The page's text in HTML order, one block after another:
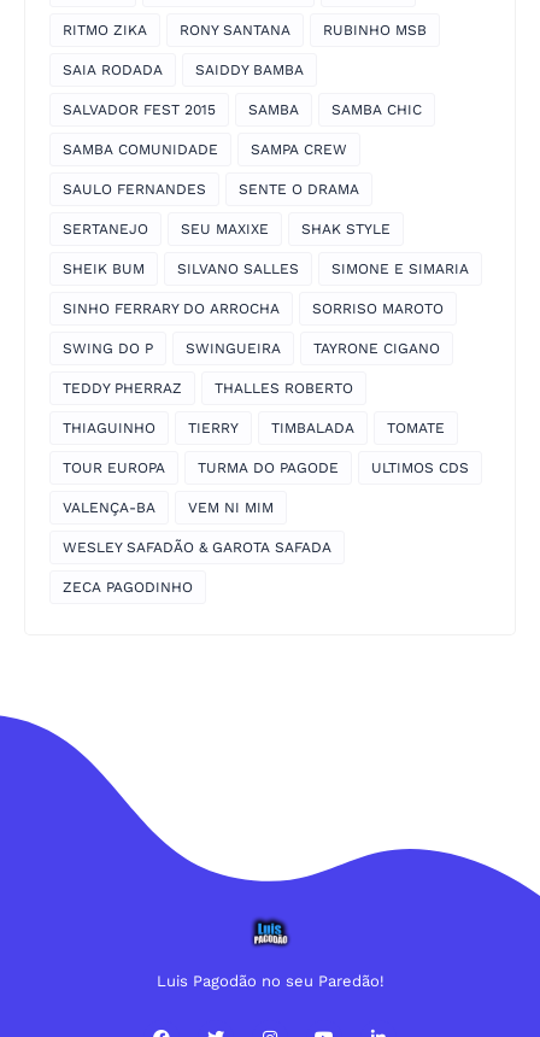
RITMO ZIKA RONY SANTANA RUBINHO MSB
SAIA RODADA SAIDDY BAMBA
SALVADOR FEST 2015 SAMBA SAMBA CHIC
SAMBA COMUNIDADE SAMPA CREW
SAULO FERNANDES SENTE O DRAMA
SERTANEJO SEU MAXIXE SHAK STYLE
SHEIK BUM SILVANO SALLES SIMONE E SIMARIA
SINHO FERRARY DO ARROCHA SORRISO MAROTO
SWING DO P SWINGUEIRA TAYRONE CIGANO
TEDDY PHERRAZ THALLES ROBERTO
THIAGUINHO TIERRY TIMBALADA TOMATE
TOUR EUROPA TURMA DO PAGODE ULTIMOS CDS
VALENÇA-BA VEM NI MIM
WESLEY SAFADÃO & GAROTA SAFADA
ZECA PAGODINHO
Luis Pagodão no seu Paredão!